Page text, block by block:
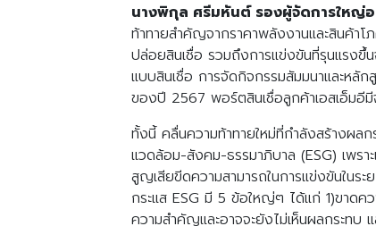
นางพิกุล ศรีมหันต์ รองผู้จัดการใหญ่อ
ท้าทายสำคัญจากราคาพลังงานและสินค้า
ปล่อยสินเชื่อ รวมถึงการแข่งขันที่รุนแรงขึ้
แบบสินเชื่อ การจัดกิจกรรมสัมมนาและหลั
ของปี 2567 พอร์ตสินเชื่อลูกค้าเอสเอ็ม
ทั้งนี้ คลื่นความท้าทายใหม่ที่กำลังสร้างผล
แวดล้อม-สังคม-ธรรมาภิบาล (ESG) เพรา
สูญเสียขีดความสามารถในการแข่งขันในร
กระแส ESG มี 5 ข้อใหญ่ๆ ได้แก่ 1)ขาดค
ความสำคัญและอาจจะยังไม่เห็นผลกระท